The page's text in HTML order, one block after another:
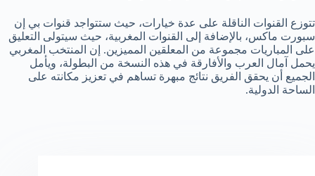
تتوزع القنوات الناقلة على عدة خيارات، حيث ستتواجد قنوات بي إن
سبورت ماكس، بالإضافة إلى القنوات المغربية، حيث سيتولى التعليق
على المباريات مجموعة من المعلقين المميزين. إن المنتخب المغربي
يحمل آمال العرب والأفارقة في هذه النسخة من البطولة، ويأمل
الجميع أن يحقق الفريق نتائج مبهرة تساهم في تعزيز مكانته على
الساحة الدولية.